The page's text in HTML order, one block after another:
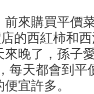
來購買平價
的西紅柿和
晚了，孫子
每天都會到
宜許多。